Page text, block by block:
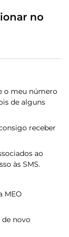
no
o meu número
de alguns
receber
ao
às SMS.
MEO
novo